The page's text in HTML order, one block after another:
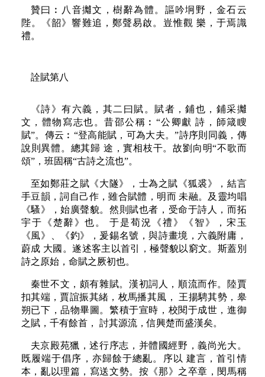
贊曰︰八音攡文，樹辭為體。謳吟坰野，金石云
陛。《韶》響難追，鄭聲易啟。豈惟觀 樂，于焉識
禮。
詮賦第八
《詩》有六義，其二曰賦。賦者，鋪也，鋪采攡
文，體物寫志也。昔邵公稱︰“公卿獻 詩，師箴瞍
賦”。傳云︰“登高能賦，可為大夫。”詩序則同義，傳
說則異體。總其歸 途，實相枝干。故劉向明“不歌而
頌”，班固稱“古詩之流也”。
至如鄭莊之賦《大隧》，士為之賦《狐裘》，結言
手豆韻，詞自己作，雖合賦體，明而 未融。及靈均唱
《騷》，始廣聲貌。然則賦也者，受命于詩人，而拓
宇于《楚辭》也。 于是荀況《禮》《智》，宋玉
《風》、《釣》，爰錫名號，與詩畫境，六義附庸，
蔚成 大國。遂述客主以首引，極聲貌以窮文。斯蓋別
詩之原始，命賦之厥初也。
秦世不文，頗有雜賦。漢初詞人，順流而作。陸賈
扣其端，賈誼振其緒，枚馬播其風， 王揚騁其勢，皋
朔已下，品物畢圖。繁積于宣時，校閱于成世，進御
之賦，千有餘首， 討其源流，信興楚而盛漢矣。
夫京殿苑獵，述行序志，并體國經野，義尚光大。
既履端于倡序，亦歸餘于總亂。序以 建言，首引情
本，亂以理篇，寫送文勢。按《那》之卒章，閔馬稱